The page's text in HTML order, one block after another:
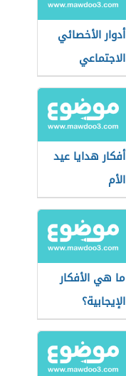
أدوار الأخصائي
الاجتماعي
أفكار هدايا عيد
الأم
ما هي الأفكار
الإيجابية؟